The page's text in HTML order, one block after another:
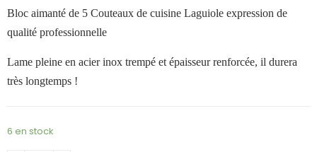
Bloc aimanté de 5 Couteaux de cuisine Laguiole expression de
qualité professionnelle
Lame pleine en acier inox trempé et épaisseur renforcée, il durera
très longtemps !
6 en stock